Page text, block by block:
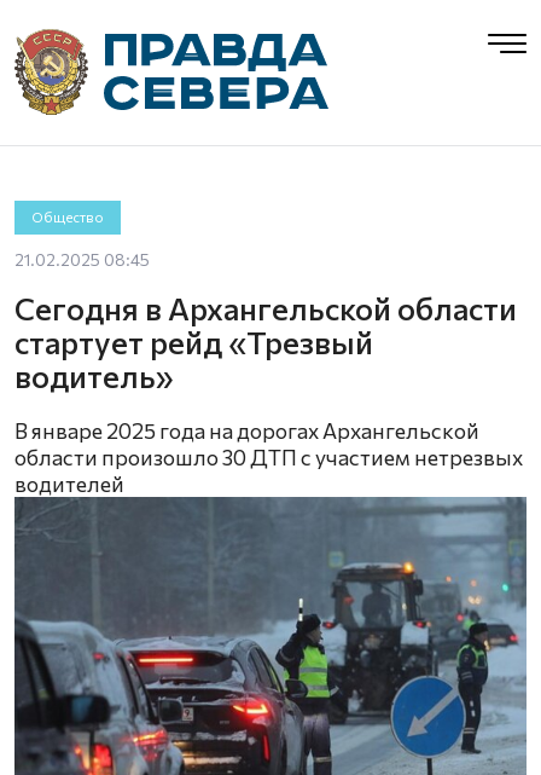
Общество
21.02.2025 08:45
Сегодня в Архангельской области
стартует рейд «Трезвый
водитель»
В январе 2025 года на дорогах Архангельской
области произошло 30 ДТП с участием нетрезвых
водителей